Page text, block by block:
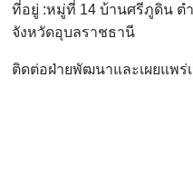
ที่อยู่ :หมู่ที่ 14 บ้านศรีภูดิน ต
จังหวัดอุบลราชธานี
ติดต่อฝ่ายพัฒนาและเผยแพร่